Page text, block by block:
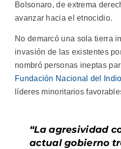
Bolsonaro, de extrema
avanzar hacia el etnocidio.
No demarcó una sola tierra
invasión de las existentes
nombró personas ineptas
Fundación Nacional del Indio
líderes minoritarios
“La agresividad
actual gobierno